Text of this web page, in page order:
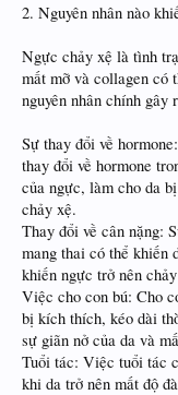
2. Nguyên nhân nào
Ngực chảy xệ là tình
mất mỡ và collagen có
nguyên nhân chính gây
Sự thay đổi về
thay đổi về hormone
của ngực, làm cho da
chảy xệ.
Thay đổi về cân nặng:
mang thai có thể khiến
khiến ngực trở nên
Việc cho con bú: Cho
bị kích thích, kéo dài
sự giãn nở của da và
Tuổi tác: Việc tuổi tác
khi da trở nên mất độ